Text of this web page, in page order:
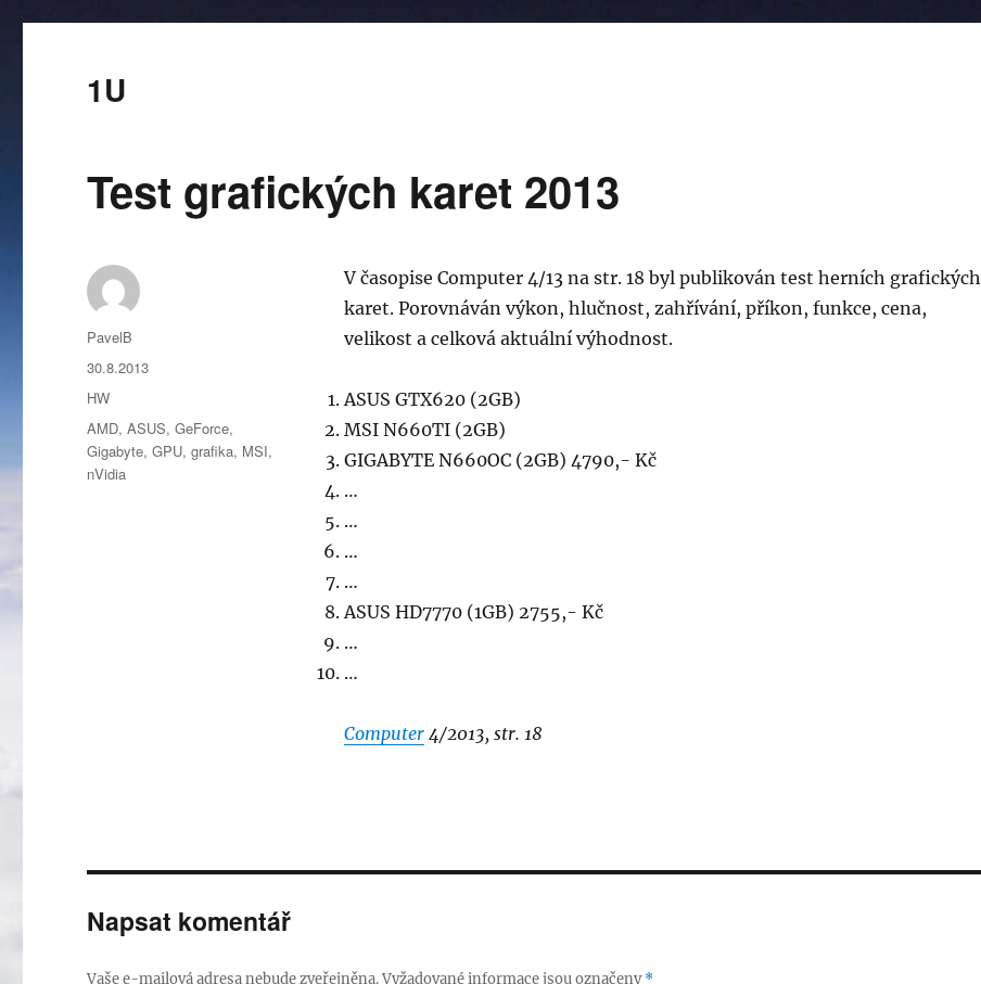
1U
Test grafických karet 2013
V časopise Computer 4/13 na str. 18 byl publikován test herních grafických
karet. Porovnáván výkon, hlučnost, zahřívání, příkon, funkce, cena,
velikost a celková aktuální výhodnost.
ASUS GTX620 (2GB)
MSI N660TI (2GB)
GIGABYTE N660OC (2GB) 4790,- Kč
…
…
…
…
ASUS HD7770 (1GB) 2755,- Kč
…
…
Computer4/2013, str. 18
Autor:
PavelB
Publikováno:
30.8.2013
Rubriky:
HW
Štítky:
AMD,ASUS,GeForce,
Gigabyte,GPU,grafika, MSI,
nVidia
Napsat komentář
Vaše e-mailová adresa nebude zveřejněna.Vyžadované informace jsou označeny*